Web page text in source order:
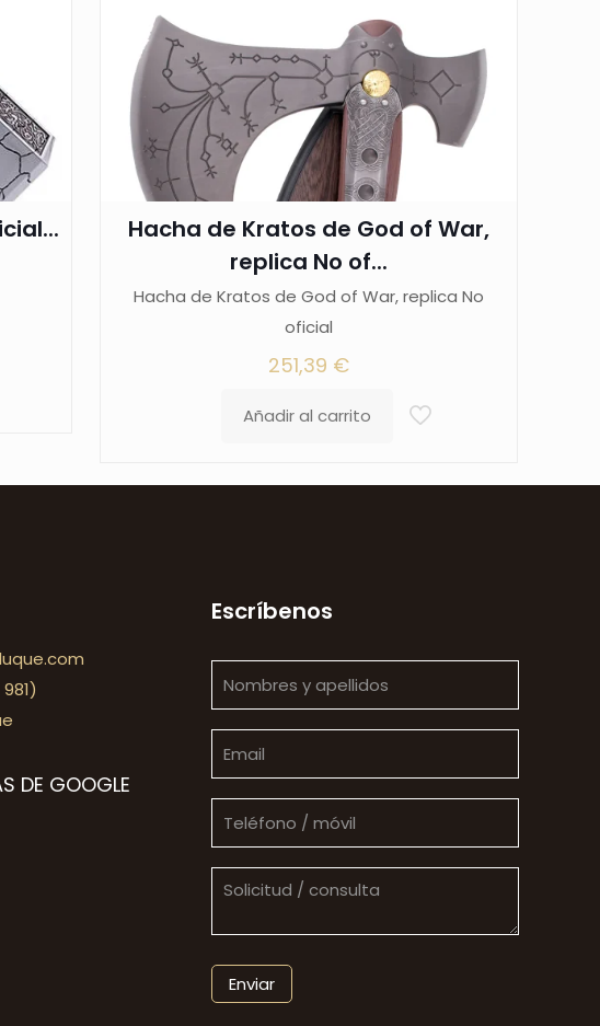
Hacha de Kratos de God of War,
replica No of...
Hacha de Kratos de God of War, replica No
oficial
251,39 €
Añadir al carrito
DE GOOGLE
Escríbenos